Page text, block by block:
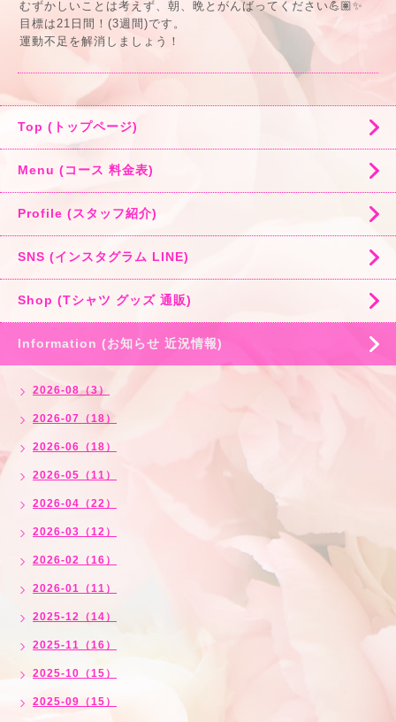
むずかしいことは考えず、朝、晩とがんばってください💪🏽✨
目標は21日間！(3週間)です。
運動不足を解消しましょう！
Top (トップページ)
Menu (コース 料金表)
Profile (スタッフ紹介)
SNS (インスタグラム LINE)
Shop (Tシャツ グッズ 通販)
Information (お知らせ 近況情報)
2026-08（3）
2026-07（18）
2026-06（18）
2026-05（11）
2026-04（22）
2026-03（12）
2026-02（16）
2026-01（11）
2025-12（14）
2025-11（16）
2025-10（15）
2025-09（15）